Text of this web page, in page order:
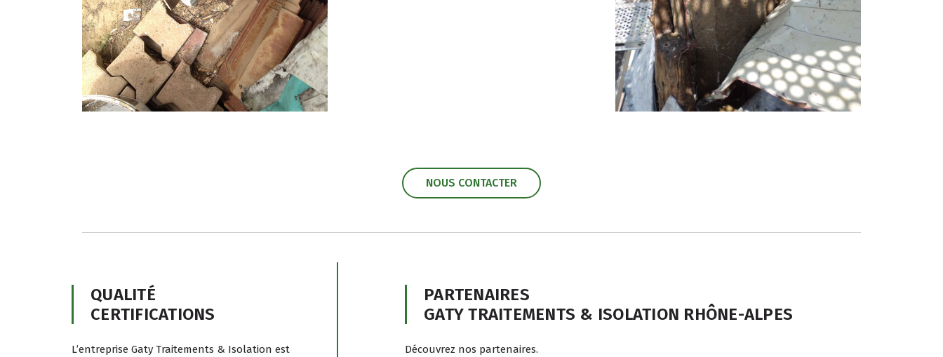
NOUS CONTACTER
QUALITÉ
CERTIFICATIONS
L’entreprise Gaty Traitements & Isolation est
PARTENAIRES
GATY TRAITEMENTS & ISOLATION RHÔNE-ALPES
Découvrez nos partenaires.